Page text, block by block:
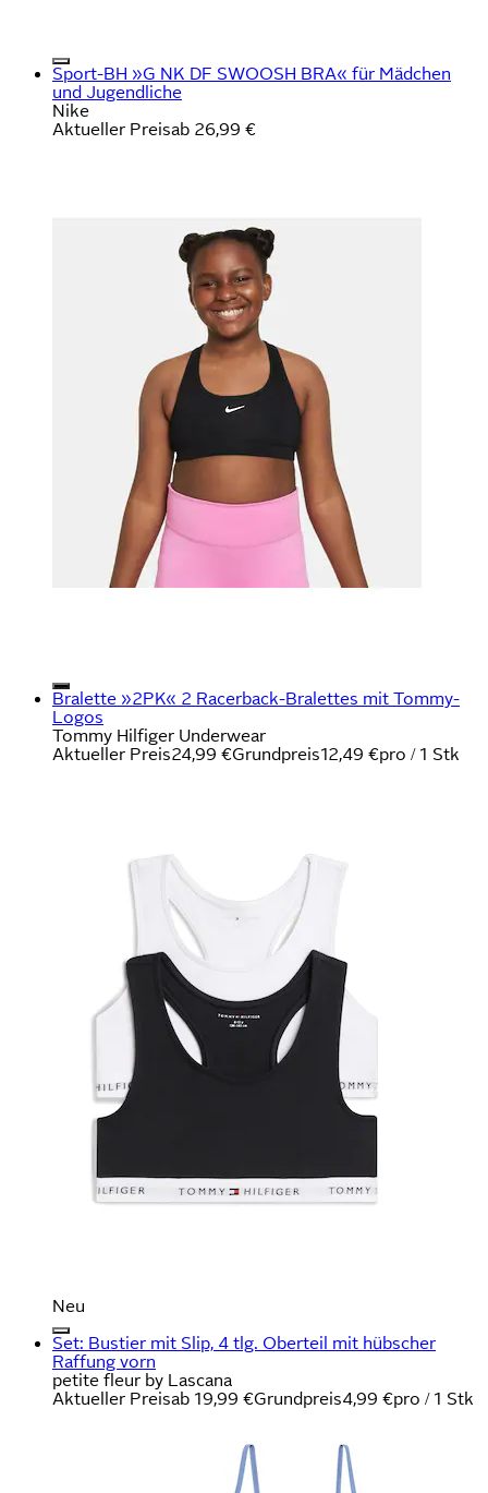
Sport-BH »G NK DF SWOOSH BRA« für Mädchen
und Jugendliche
Nike
Aktueller Preisab 26,99 €
Bralette »2PK« 2 Racerback-Bralettes mit Tommy-
Logos
Tommy Hilfiger Underwear
Aktueller Preis24,99 €Grundpreis12,49 €pro / 1 Stk
Neu
Set: Bustier mit Slip, 4 tlg. Oberteil mit hübscher
Raffung vorn
petite fleur by Lascana
Aktueller Preisab 19,99 €Grundpreis4,99 €pro / 1 Stk